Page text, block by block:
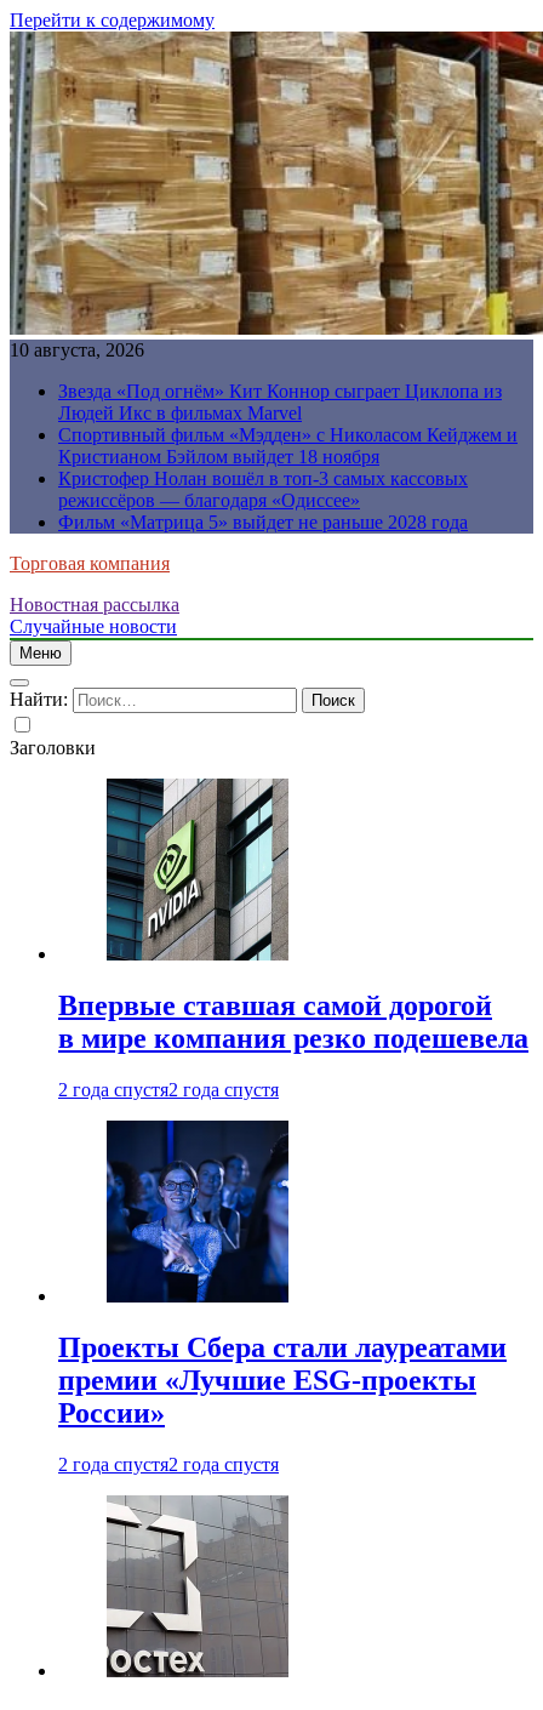
Перейти к содержимому
10 августа, 2026
Звезда «Под огнём» Кит Коннор сыграет Циклопа из
Людей Икс в фильмах Marvel
Спортивный фильм «Мэдден» с Николасом Кейджем и
Кристианом Бэйлом выйдет 18 ноября
Кристофер Нолан вошёл в топ-3 самых кассовых
режиссёров — благодаря «Одиссее»
Фильм «Матрица 5» выйдет не раньше 2028 года
Торговая компания
Новостная рассылка
Случайные новости
Меню
Найти:
Заголовки
Впервые ставшая самой дорогой
в мире компания резко подешевела
2 года спустя2 года спустя
Проекты Сбера стали лауреатами
премии «Лучшие ESG-проекты
России»
2 года спустя2 года спустя